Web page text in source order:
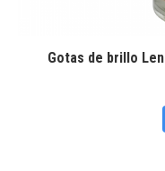
Gotas de brillo